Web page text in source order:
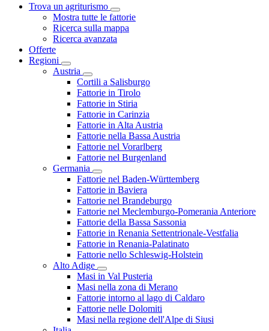
Trova un agriturismo
Mostra tutte le fattorie
Ricerca sulla mappa
Ricerca avanzata
Offerte
Regioni
Austria
Cortili a Salisburgo
Fattorie in Tirolo
Fattorie in Stiria
Fattorie in Carinzia
Fattorie in Alta Austria
Fattorie nella Bassa Austria
Fattorie nel Vorarlberg
Fattorie nel Burgenland
Germania
Fattorie nel Baden-Württemberg
Fattorie in Baviera
Fattorie nel Brandeburgo
Fattorie nel Meclemburgo-Pomerania Anteriore
Fattorie della Bassa Sassonia
Fattorie in Renania Settentrionale-Vestfalia
Fattorie in Renania-Palatinato
Fattorie nello Schleswig-Holstein
Alto Adige
Masi in Val Pusteria
Masi nella zona di Merano
Fattorie intorno al lago di Caldaro
Fattorie nelle Dolomiti
Masi nella regione dell'Alpe di Siusi